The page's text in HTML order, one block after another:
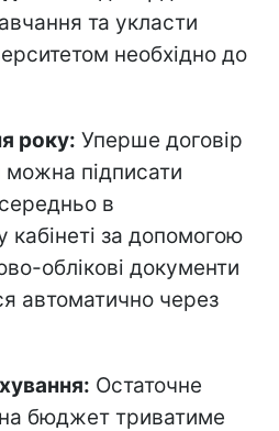
та укласти
необхідно до
року: Уперше договір
підписати
в
кабінеті за допомогою
облікові документи
автоматично через
Остаточне
бюджет триватиме